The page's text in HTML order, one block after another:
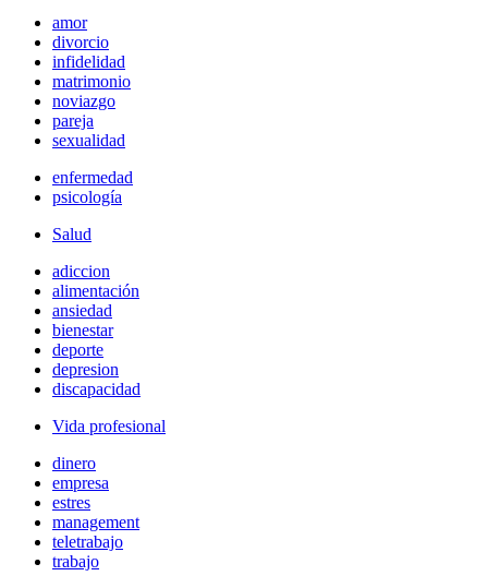
amor
divorcio
infidelidad
matrimonio
noviazgo
pareja
sexualidad
enfermedad
psicología
Salud
adiccion
alimentación
ansiedad
bienestar
deporte
depresion
discapacidad
Vida profesional
dinero
empresa
estres
management
teletrabajo
trabajo